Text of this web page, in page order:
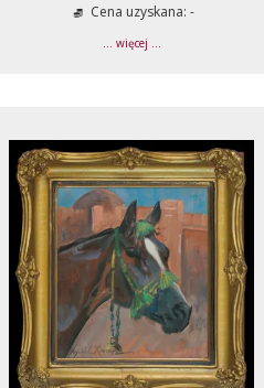
Cena uzyskana: -
... więcej ...